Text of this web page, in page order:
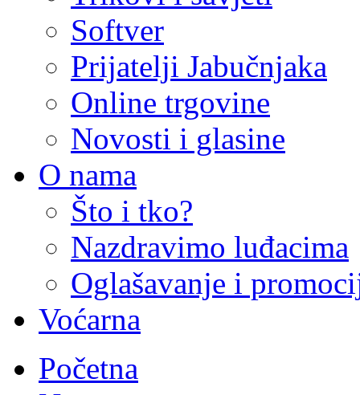
Softver
Prijatelji Jabučnjaka
Online trgovine
Novosti i glasine
O nama
Što i tko?
Nazdravimo luđacima
Oglašavanje i
Voćarna
Početna